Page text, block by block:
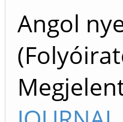
Angol